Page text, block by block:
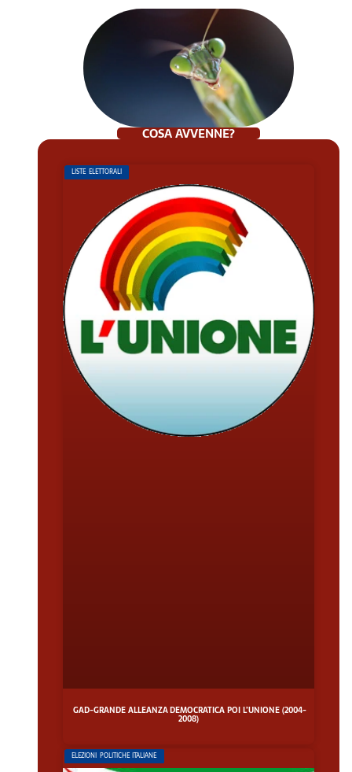
COSA AVVENNE?
LISTE ELETTORALI
GAD-GRANDE ALLEANZA DEMOCRATICA POI L’UNIONE (2004-
2008)
ELEZIONI POLITICHE ITALIANE